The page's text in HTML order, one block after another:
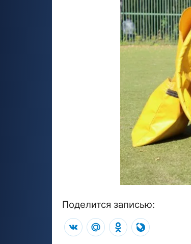
Поделится записью:
VK Mail.RuOdnoklassniki